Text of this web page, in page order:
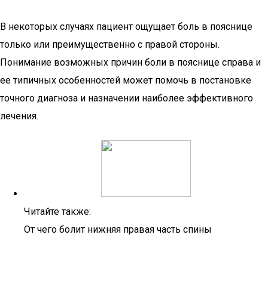
В некоторых случаях пациент ощущает боль в пояснице
только или преимущественно с правой стороны.
Понимание возможных причин боли в пояснице справа и
ее типичных особенностей может помочь в постановке
точного диагноза и назначении наиболее эффективного
лечения.
Читайте также:
От чего болит нижняя правая часть спины